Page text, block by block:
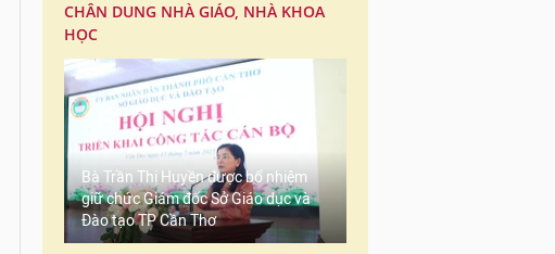
CHÂN DUNG NHÀ GIÁO, NHÀ KHOA
HỌC
Bà Trần Thị Huyền được bổ nhiệm
giữ chức Giám đốc Sở Giáo dục và
Đào tạo TP Cần Thơ